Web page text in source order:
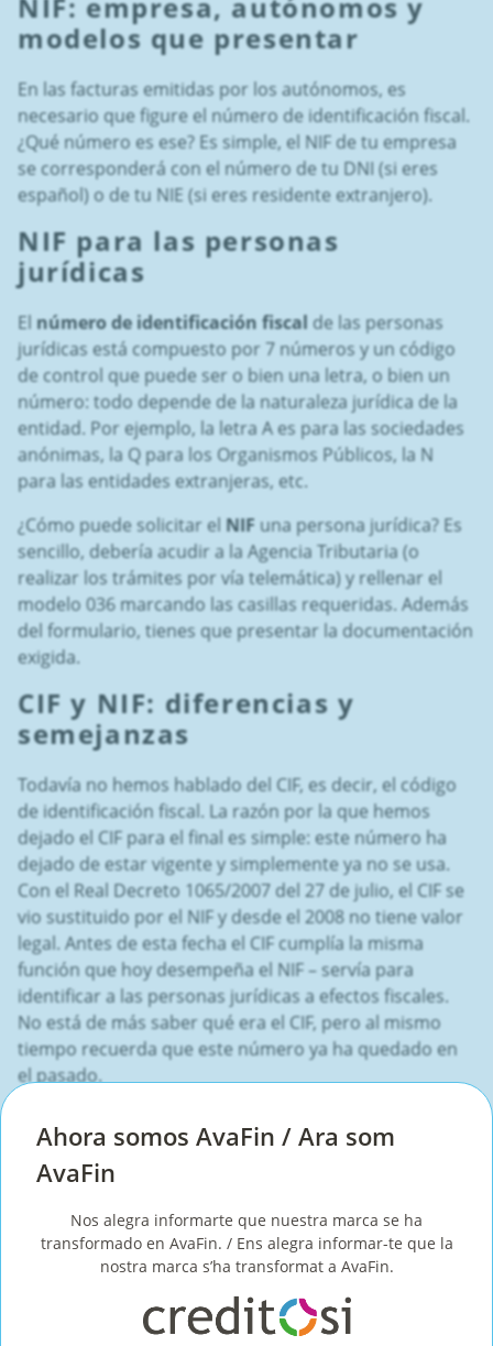
NIF:empresa, autónomos y
modelos que presentar
En las facturas emitidas por los autónomos, es
necesario que figure el número de identificación fiscal.
¿Qué número es ese? Es simple, el NIF de tu empresa
se corresponderá con el número de tu DNI (si eres
español) o de tu NIE (si eres residente extranjero).
NIF para las personas
jurídicas
El número de identificación fiscal de las personas
jurídicas está compuesto por 7 números y un código
de control que puede ser o bien una letra, o bien un
número: todo depende de la naturaleza jurídica de la
entidad. Por ejemplo, la letra A es para las sociedades
anónimas, la Q para los Organismos Públicos, la N
para las entidades extranjeras, etc.
¿Cómo puede solicitar el NIFuna persona jurídica? Es
sencillo, debería acudir a la Agencia Tributaria (o
realizar los trámites por vía telemática) y rellenar el
modelo 036 marcando las casillas requeridas. Además
del formulario, tienes que presentar la documentación
exigida.
CIF y NIF: diferencias y
semejanzas
Todavía no hemos hablado del CIF, es decir, el código
de identificación fiscal. La razón por la que hemos
dejado el CIF para el final es simple: este número ha
dejado de estar vigente y simplemente ya no se usa.
Con el Real Decreto 1065/2007 del 27 de julio, el CIF se
vio sustituido por el NIF y desde el 2008 no tiene valor
legal. Antes de esta fecha el CIF cumplía la misma
función que hoy desempeña el NIF – servía para
identificar a las personas jurídicas a efectos fiscales.
No está de más saber qué era el CIF, pero al mismo
tiempo recuerda que este número ya ha quedado en
el pasado.
un concepto que debe tener claro cualquier persona
que necesite llevar a cabo una operación de carácter
haya sido útil, que hayas entendido el concepto del NIF
y que tengas claras las diferencias que hay entre los
múltiples números españoles utilizados para
identificar personas y empresas.
Ahora somos AvaFin / Ara som
AvaFin
Nos alegra informarte que nuestra marca se ha
transformado en AvaFin. / Ens alegra informar-te que la
nostra marca s’ha transformat a AvaFin.